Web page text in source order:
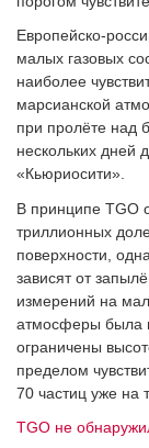
Европейско-
малых газовых
наиболее
марсианской
при пролёте над
нескольких дней
«Кьюриосити».
В принципе TGO
триллионных
поверхности,
зависят от
измерений на
атмосферы была
ограничены
пределом
70 частиц уже на
TGO не